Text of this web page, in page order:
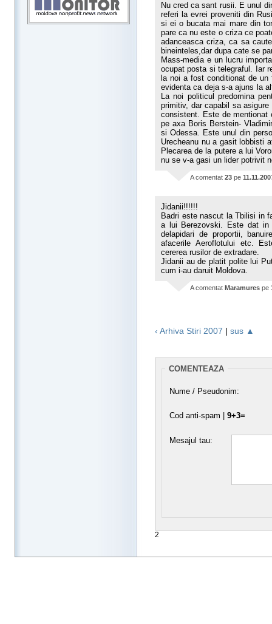
Nu cred ca sant rusii. E unul
referi la evrei proveniti din
si ei o bucata mai mare din
pare ca nu este o criza ce
adanceasca criza, ca sa
bineinteles,dar dupa cate se
Mass-media e un lucru
ocupat posta si telegraful. Iar
la noi a fost conditionat de
evidenta ca deja s-a ajuns la
La noi politicul predomina
primitiv, dar capabil sa
consistent. Este de
pe axa Boris Berstein-
si Odessa. Este unul din
Urecheanu nu a gasit lobbisti
Plecarea de la putere a lui
nu se v-a gasi un lider potrivit
A comentat 23 pe
Jidanii!!!!!!
Badri este nascut la Tbilisi in
a lui Berezovski. Este dat in
delapidari de proportii,
afacerile Aeroflotului etc.
cererea rusilor de extradare.
Jidanii au de platit polite lui
cum i-au daruit Moldova.
A comentat Maramures pe
‹ Arhiva Stiri 2007 | sus ▲
COMENTEAZA
Nume / Pseudonim:
Cod anti-spam | 9+3=
Mesajul tau:
2